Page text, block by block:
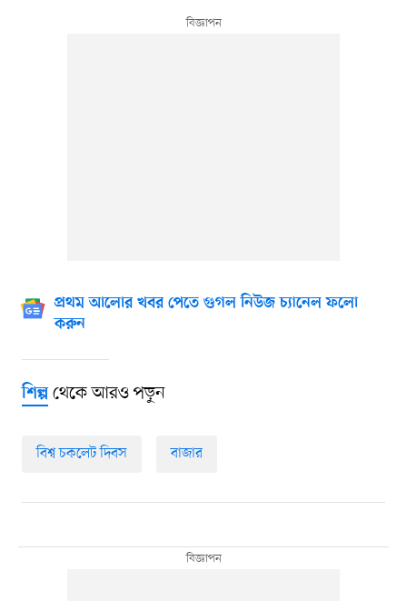
প্রথম আলোর খবর পেতে গুগল নিউজ চ্যানেল ফলো
করুন
শিল্পথেকে আরও পড়ুন
বিশ্ব চকলেট দিবস বাজার